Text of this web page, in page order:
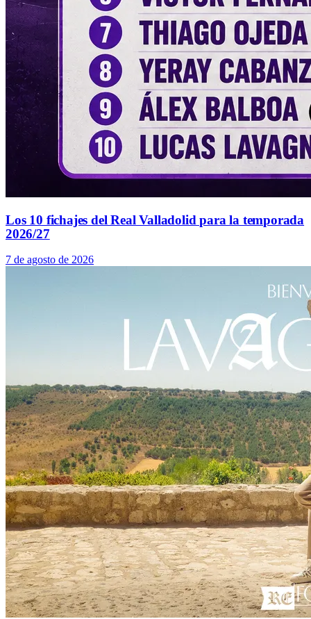
Los 10 fichajes del Real Valladolid para la temporada
2026/27
7 de agosto de 2026